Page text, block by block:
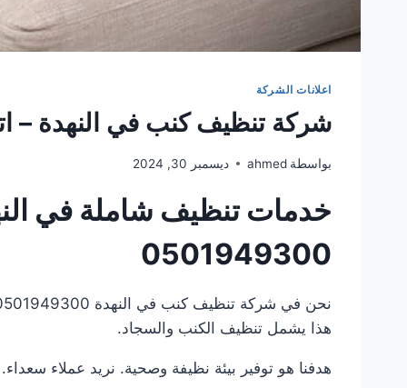
اعلانات الشركة
شركة تنظيف كنب في النهدة – اتصل الآن
بواسطة ahmed ديسمبر 30, 2024
خدمات تنظيف شاملة في
0501949300
هذا يشمل تنظيف الكنب والسجاد.
هدفنا هو توفير بيئة نظيفة وصحية. نريد عملاء سعداء.